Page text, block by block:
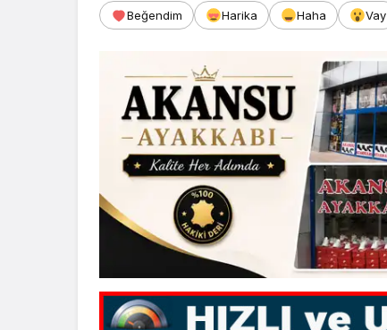
Beğendim Harika Haha Vay